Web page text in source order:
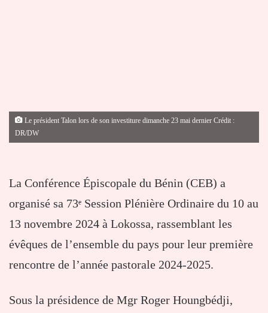
Le président Talon lors de son investiture dimanche 23 mai dernier Crédit :
DR/DW
La Conférence Épiscopale du Bénin (CEB) a
organisé sa 73ᵉ Session Plénière Ordinaire du 10 au
13 novembre 2024 à Lokossa, rassemblant les
évêques de l’ensemble du pays pour leur première
rencontre de l’année pastorale 2024-2025.
Sous la présidence de Mgr Roger Houngbédji,